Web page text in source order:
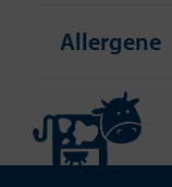
Allergene